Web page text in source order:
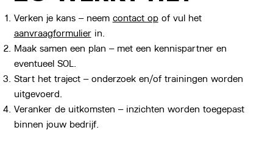
Verken je kans – neem contact opof vul het
aanvraagformulierin.
Maak samen een plan – met een kennispartner en
eventueel SOL.
Start het traject – onderzoek en/of trainingen worden
uitgevoerd.
Veranker de uitkomsten – inzichten worden toegepast
binnen jouw bedrijf.